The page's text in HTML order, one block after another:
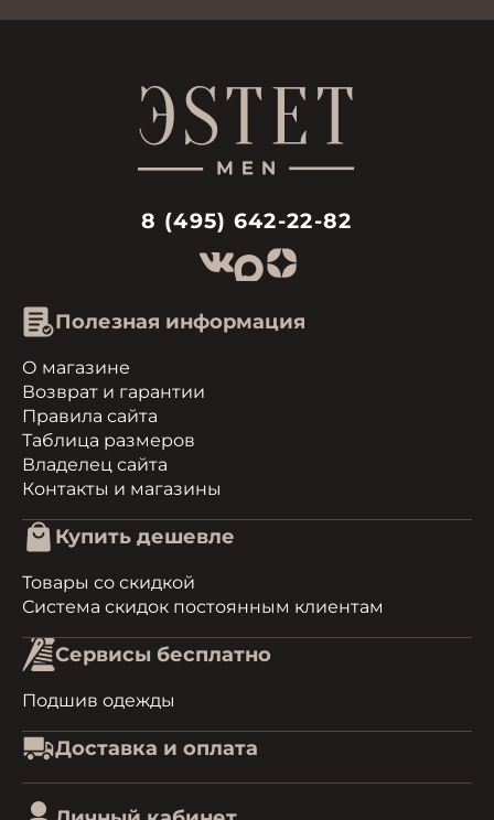
8 (495) 642-22-82
Полезная информация
О магазине
Возврат и гарантии
Правила сайта
Таблица размеров
Владелец сайта
Контакты и магазины
Купить дешевле
Товары со скидкой
Система скидок постоянным клиентам
Сервисы бесплатно
Подшив одежды
Доставка и оплата